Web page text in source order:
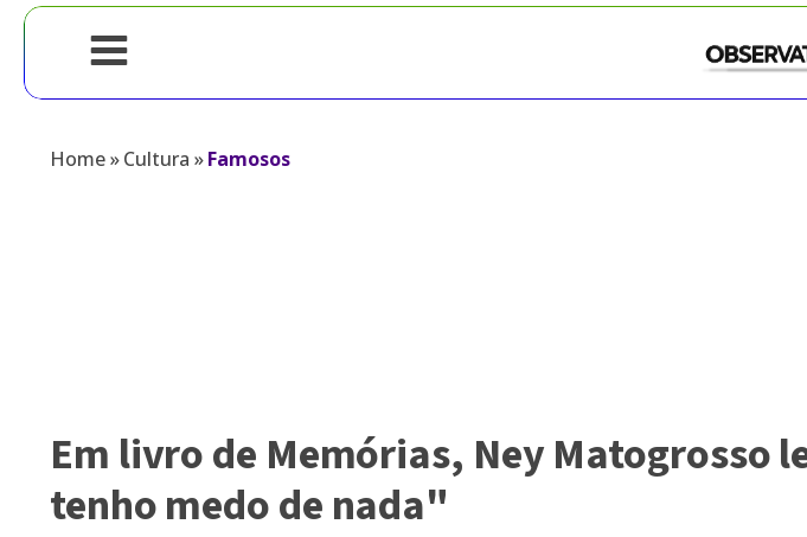
Home»Cultura »Famosos
Em livro de Memórias, Ney Matogrosso
tenho medo de nada"